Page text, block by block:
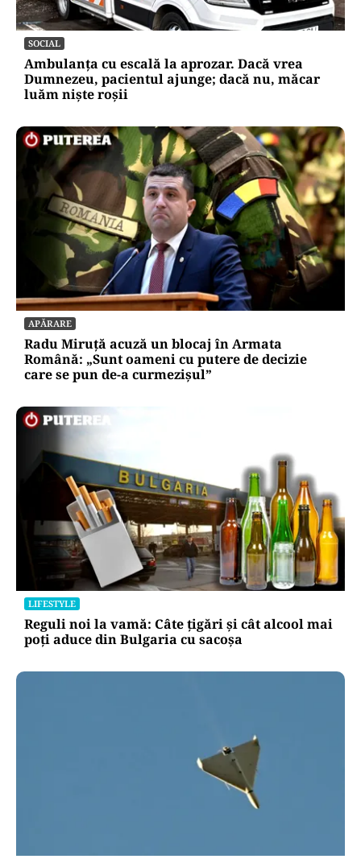
SOCIAL
Ambulanța cu escală la aprozar. Dacă vrea
Dumnezeu, pacientul ajunge; dacă nu, măcar
luăm niște roșii
APĂRARE
Radu Miruță acuză un blocaj în Armata
Română: „Sunt oameni cu putere de decizie
care se pun de-a curmezișul”
LIFESTYLE
Reguli noi la vamă: Câte țigări și cât alcool mai
poți aduce din Bulgaria cu sacoșa